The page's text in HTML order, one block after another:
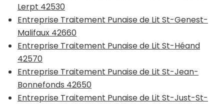
Lerpt 42530
Entreprise Traitement Punaise de Lit St-Genest-
Malifaux 42660
Entreprise Traitement Punaise de Lit St-Héand
42570
Entreprise Traitement Punaise de Lit St-Jean-
Bonnefonds 42650
Entreprise Traitement Punaise de Lit St-Just-St-